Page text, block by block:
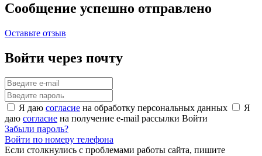
Сообщение успешно отправлено
Оставьте отзыв
Войти через почту
Я даю согласие на обработку персональных данных
Я
даю согласие на получение e-mail рассылки Войти
Забыли пароль?
Войти по номеру телефона
Если столкнулись с проблемами работы сайта, пишите